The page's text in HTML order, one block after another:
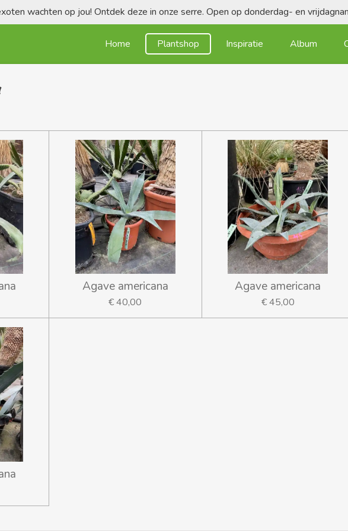
wachten op jou! Ontdek deze in onze serre. Open op donderdag- en
Home Plantshop Inspiratie Album
Agave americana
€ 40,00
Agave americana
€ 45,00